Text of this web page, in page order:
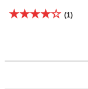
★★★★☆ (1)